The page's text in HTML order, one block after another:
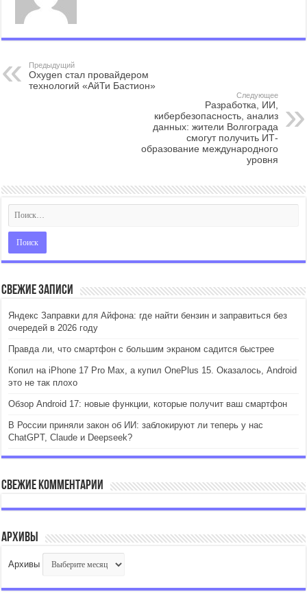
Предыдущий
Oxygen стал провайдером
технологий «АйТи Бастион»
Следующее
Разработка, ИИ,
кибербезопасность, анализ
данных: жители Волгограда
смогут получить ИТ-
образование международного
уровня
Свежие записи
Яндекс Заправки для Айфона: где найти бензин и заправиться без
очередей в 2026 году
Правда ли, что смартфон с большим экраном садится быстрее
Копил на iPhone 17 Pro Max, а купил OnePlus 15. Оказалось, Android
это не так плохо
Обзор Android 17: новые функции, которые получит ваш смартфон
В России приняли закон об ИИ: заблокируют ли теперь у нас
ChatGPT, Claude и Deepseek?
Свежие комментарии
Архивы
Архивы